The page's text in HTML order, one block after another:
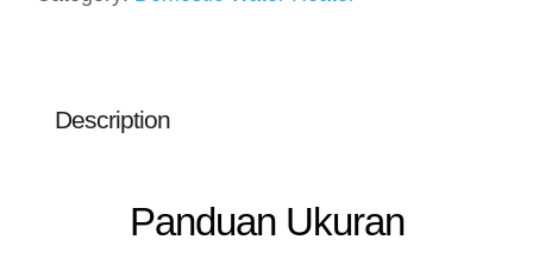
Description
Panduan Ukuran